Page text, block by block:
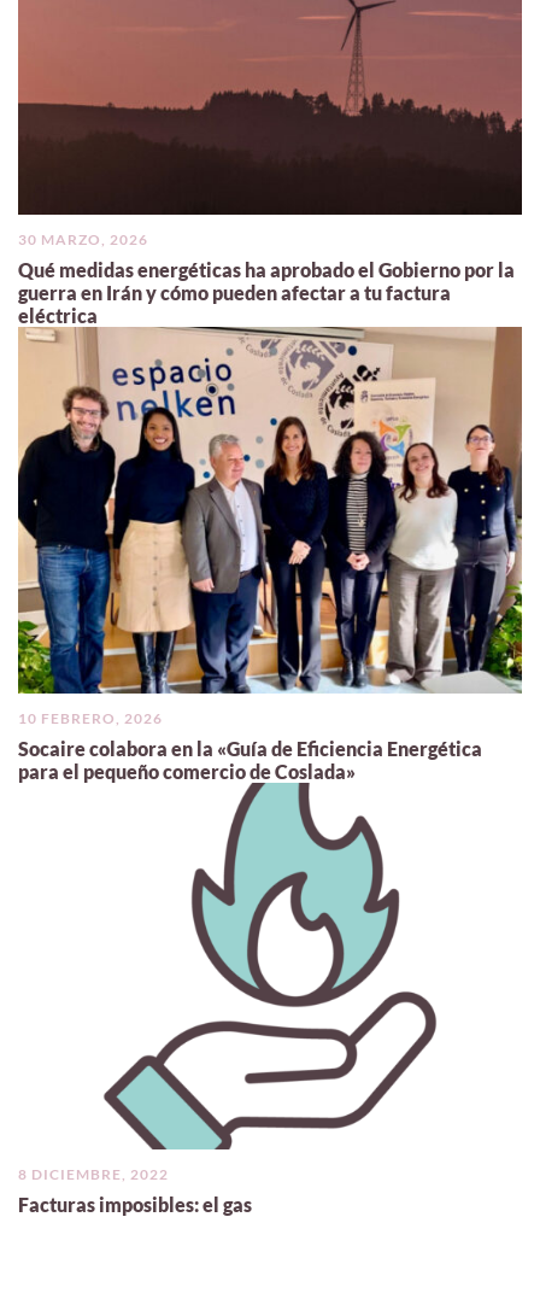
30 MARZO, 2026
Qué medidas energéticas ha aprobado el Gobierno por la
guerra en Irán y cómo pueden afectar a tu factura
eléctrica
10 FEBRERO, 2026
Socaire colabora en la «Guía de Eficiencia Energética
para el pequeño comercio de Coslada»
8 DICIEMBRE, 2022
Facturas imposibles: el gas